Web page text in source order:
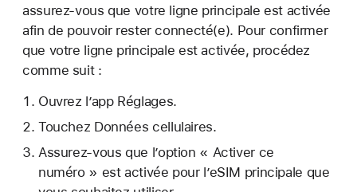
assurez-vous que votre ligne principale est activée
afin de pouvoir rester connecté(e). Pour confirmer
que votre ligne principale est activée, procédez
comme suit :
Ouvrez l’app Réglages.
Touchez Données cellulaires.
Assurez-vous que l’option « Activer ce
numéro » est activée pour l’eSIM principale que